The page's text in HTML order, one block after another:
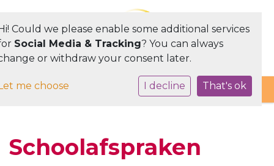
Toggle navigation
Schoolafspraken
Could we please enable some additional services
Social Media & Tracking? You can always
or withdraw your consent later.
me choose I decline That's ok